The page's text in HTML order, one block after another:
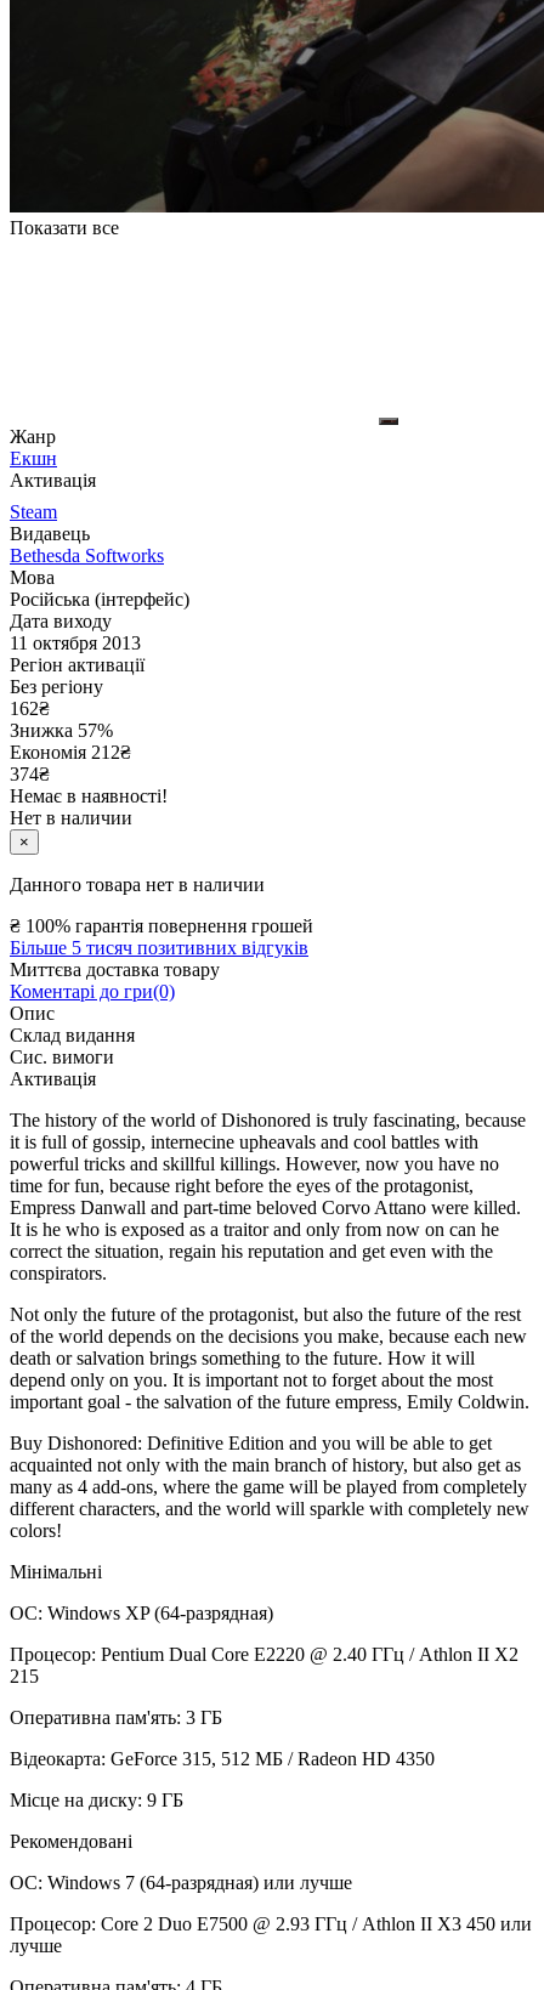
Показати все
Жанр
Екшн
Активація
Steam
Видавець
Bethesda Softworks
Мова
Російська (інтерфейс)
Дата виходу
11 октября 2013
Регіон активації
Без регіону
162₴
Знижка 57%
Економія 212₴
374₴
Немає в наявності!
Нет в наличии
×
Данного товара нет в наличии
₴ 100% гарантія повернення грошей
Більше 5 тисяч позитивних відгуків
Миттєва доставка товару
Коментарі до гри(0)
Опис
Склад видання
Сис. вимоги
Активація
The history of the world of Dishonored is truly fascinating, because
it is full of gossip, internecine upheavals and cool battles with
powerful tricks and skillful killings. However, now you have no
time for fun, because right before the eyes of the protagonist,
Empress Danwall and part-time beloved Corvo Attano were killed.
It is he who is exposed as a traitor and only from now on can he
correct the situation, regain his reputation and get even with the
conspirators.
Not only the future of the protagonist, but also the future of the rest
of the world depends on the decisions you make, because each new
death or salvation brings something to the future. How it will
depend only on you. It is important not to forget about the most
important goal - the salvation of the future empress, Emily Coldwin.
Buy Dishonored: Definitive Edition and you will be able to get
acquainted not only with the main branch of history, but also get as
many as 4 add-ons, where the game will be played from completely
different characters, and the world will sparkle with completely new
colors!
Мінімальні
ОС: Windows XP (64-разрядная)
Процесор: Pentium Dual Core E2220 @ 2.40 ГГц / Athlon II X2
215
Оперативна пам'ять: 3 ГБ
Відеокарта: GeForce 315, 512 МБ / Radeon HD 4350
Місце на диску: 9 ГБ
Рекомендовані
ОС: Windows 7 (64-разрядная) или лучше
Процесор: Core 2 Duo E7500 @ 2.93 ГГц / Athlon II X3 450 или
лучше